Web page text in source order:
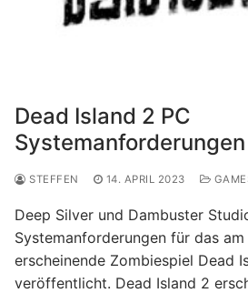
Dead Island 2 PC
Systemanforderungen
STEFFEN 14. APRIL 2023
Deep Silver und Dambuster
Systemanforderungen für das am
erscheinende Zombiespiel Dead
veröffentlicht. Dead Island 2